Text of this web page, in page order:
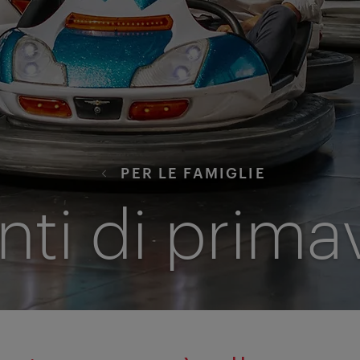
PER LE FAMIGLIE
di